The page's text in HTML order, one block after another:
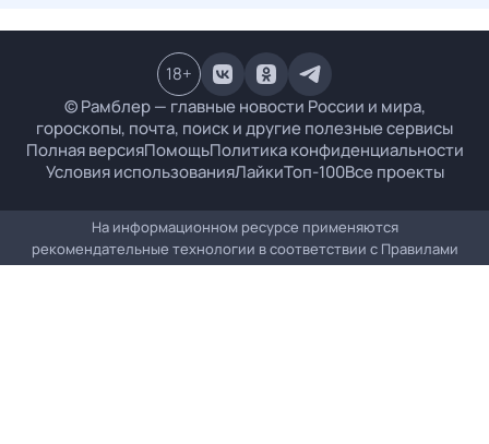
© Рамблер — главные новости России и мира,
гороскопы, почта, поиск и другие полезные сервисы
Полная версияПомощьПолитика конфиденциальности
Условия использованияЛайкиТоп-100Все проекты
18+
На информационном ресурсе применяются
рекомендательные технологии в соответствии с Правилами